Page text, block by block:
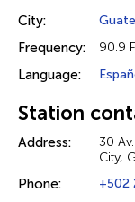
City:
Frequency: 90.9
Language:
Station
Address:
30
City,
Phone: +502